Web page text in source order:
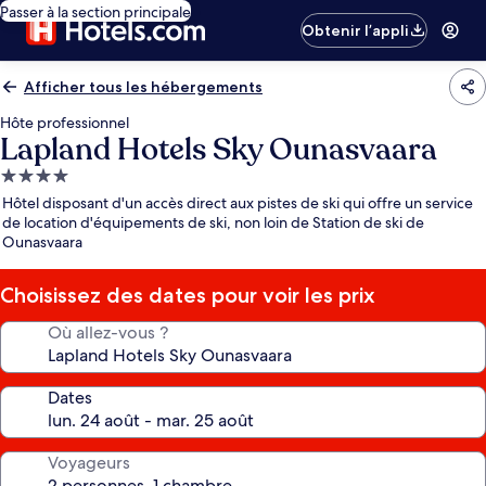
Passer à la section principale
Obtenir l’appli
Afficher tous les hébergements
Hôte professionnel
Lapland Hotels Sky Ounasvaara
Hébergement
4.0 étoiles
Hôtel disposant d'un accès direct aux pistes de ski qui offre un service
de location d'équipements de ski, non loin de Station de ski de
Ounasvaara
Choisissez des dates pour voir les prix
Où allez-vous ?
Dates
Voyageurs